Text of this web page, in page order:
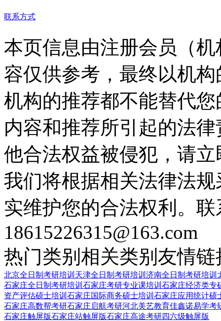
联系方式
本页信息由注册会员（
容仅供参考，最终以机
机构的推荐都不能替代
内容和推荐所引起的法
他合法权益被侵犯，请
我们将根据相关法律法
实维护您的合法权利。
18615226315@163.com
热门类别 相关类别 友情链
北京全日制考研培训 天津全日制考研培训 济南全日制考研培训
石家庄全日制考研培训 石家庄考研专业课培训 石家庄经济类专
资产评估硕士培训 石家庄国际商务硕士培训 石家庄应用统计硕
石家庄高数帮考研石家庄启航考研河北美艺教育佳鑫诺易学考
石家庄触屏版石家庄站触屏版石家庄高途考研四六级触屏版